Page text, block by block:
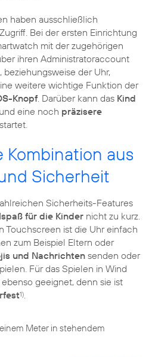
haben ausschließlich
Bei der ersten Einrichtung
mit der zugehörigen
ihren Administratoraccount
der Uhr,
weitere wichtige Funktion der
Knopf. Darüber kann das Kind
eine noch präzisere
Kombination aus
Sicherheit
Sicherheits-Features
für die Kinder nicht zu kurz.
Touchscreen ist die Uhr einfach
zum Beispiel Eltern oder
und Nachrichten senden oder
Für das Spielen in Wind
geeignet, denn sie ist
1).
Meter in stehendem